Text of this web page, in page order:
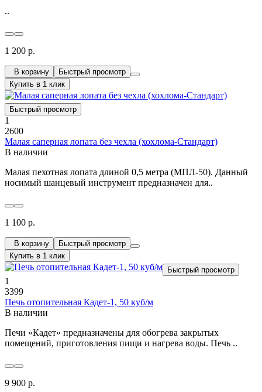
..
1 200 р.
В корзину
Быстрый просмотр
Купить в 1 клик
Быстрый просмотр
1
2600
Малая саперная лопата без чехла (хохлома-Стандарт)
В наличии
Малая пехотная лопата длиной 0,5 метра (МПЛ-50). Данный
носимый шанцевый инструмент предназначен для..
1 100 р.
В корзину
Быстрый просмотр
Купить в 1 клик
Быстрый просмотр
1
3399
Печь отопительная Кадет-1, 50 куб/м
В наличии
Печи «Кадет» предназначены для обогрева закрытых
помещений, приготовления пищи и нагрева воды. Печь ..
9 900 р.